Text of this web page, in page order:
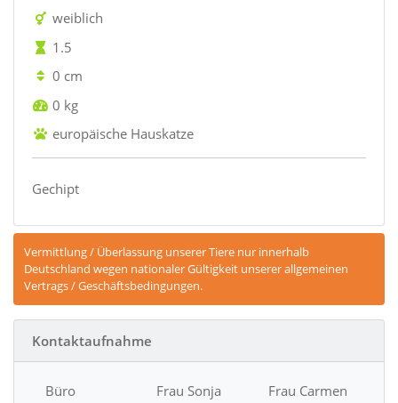
weiblich
1.5
0 cm
0 kg
europäische Hauskatze
Gechipt
Vermittlung / Überlassung unserer Tiere nur innerhalb
Deutschland wegen nationaler Gültigkeit unserer allgemeinen
Vertrags / Geschäftsbedingungen.
Kontaktaufnahme
Büro
Frau Sonja
Frau Carmen